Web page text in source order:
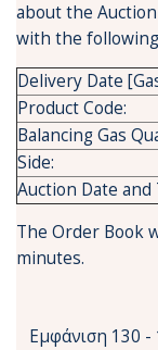
about the
with the
Delivery Date
Product Code:
Balancing Gas
Side:
Auction Date and
The Order Book
minutes.
Εμφάνιση 130 -